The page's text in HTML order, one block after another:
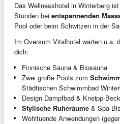
Das Wellnesshotel in Winterberg
Stunden bei entspannenden
Pool oder beim Schwitzen in der
Im Oversum Vitalhotel warten u.a.
dich:
Finnische Sauna & Biosauna
Zwei große Pools zum
Städtischen Schwimmbad
Design Dampfbad & Kneipp-
Stylische Ruheräume & Spa-
Wohltuende Anwendungen